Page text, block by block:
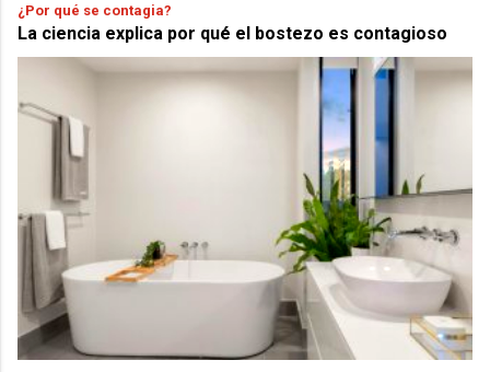
¿Por qué se contagia?
La ciencia explica por qué el bostezo es contagioso